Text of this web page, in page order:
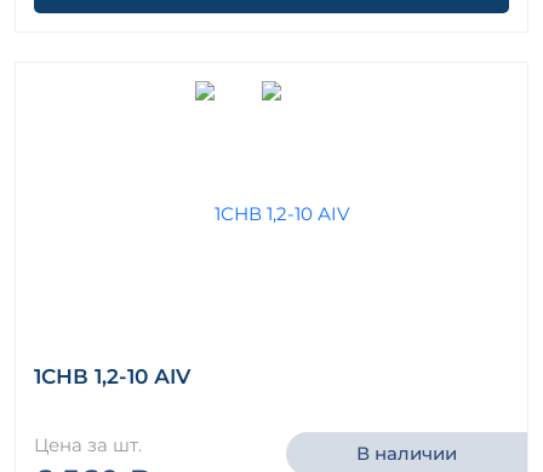
1СНВ 1,2-10 АIV
Цена за шт. В наличии